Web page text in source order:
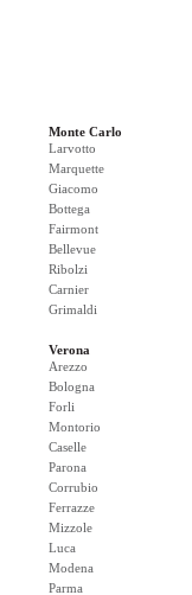
Monte Carlo
Larvotto
Marquette
Giacomo
Bottega
Fairmont
Bellevue
Ribolzi
Carnier
Grimaldi
Verona
Arezzo
Bologna
Forli
Montorio
Caselle
Parona
Corrubio
Ferrazze
Mizzole
Luca
Modena
Parma